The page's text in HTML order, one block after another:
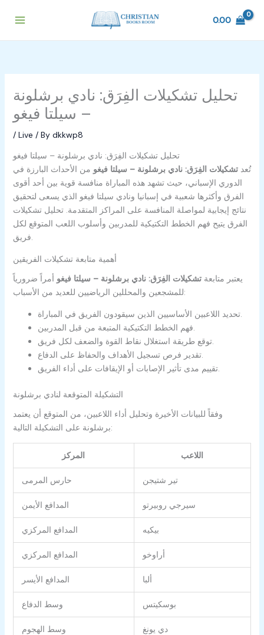
0.00
تحليل تشكيلات الفِرَق: نادي برشلونة
– سيلتا فيغو
/ Live / By dkkwp8
تحليل تشكيلات الفِرَق: نادي برشلونة – سيلتا فيغو
تُعدتشكيلات الفِرَق: نادي برشلونة – سيلتا فيغو من الأحداث البارزة في
الدوري الإسباني، حيث تشهد هذه المباراة منافسة قوية بين أحد أقوى
الفرق وأكثرها شعبية في إسبانيا ونادي سيلتا فيغو الذي يسعى لتحقيق
نتائج إيجابية لمواصلة المنافسة على المراكز المتقدمة. تحليل تشكيلات
الفرق يتيح فهم الخطط التكتيكية للمدربين وأسلوب اللعب المتوقع لكل
فريق.
أهمية متابعة تشكيلات الفريقين
يعتبر متابعةتشكيلات الفِرَق: نادي برشلونة – سيلتا فيغو أمراً ضرورياً
للمشجعين والمحللين الرياضيين للعديد من الأسباب:
تحديد اللاعبين الأساسيين الذين سيقودون الفريق في المباراة.
فهم الخطط التكتيكية المتبعة من قبل المدربين.
توقع طريقة استغلال نقاط القوة والضعف لكل فريق.
تقدير فرص تسجيل الأهداف والحفاظ على الدفاع.
تقييم مدى تأثير الإصابات أو الإيقافات على أداء الفريق.
التشكيلة المتوقعة لنادي برشلونة
وفقاً للبيانات الأخيرة وتحليل أداء اللاعبين، من المتوقع أن يعتمد
برشلونة على التشكيلة التالية:
المركز اللاعب
حارس المرمى تير شتيجن
المدافع الأيمن سيرجي روبيرتو
المدافع المركزي بيكيه
المدافع المركزي أراوخو
المدافع الأيسر ألبا
وسط الدفاع بوسكيتس
وسط الهجوم دي يونغ